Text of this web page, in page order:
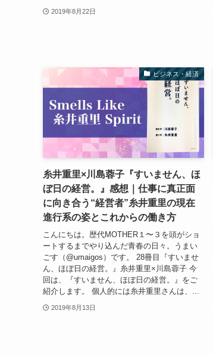
2019年8月22日
ビジネス・経済
糸井重里×川島蓉子『すいません、ほ
ぼ日の経営。』感想｜仕事に真正面
に向き合う“経営者”糸井重里の現在
進行系の姿とこれからの働き方
こんにちは。歴代MOTHER１〜３を頭がショ
ートするまでやり込んだ青春の日々。うまい
ごす（@umaigos）です。 28冊目『すいませ
ん、ほぼ日の経営。』糸井重里×川島蓉子 今
回は、『すいません、ほぼ日の経営。』をご
紹介します。 個人的には糸井重里さんは、...
2019年8月13日